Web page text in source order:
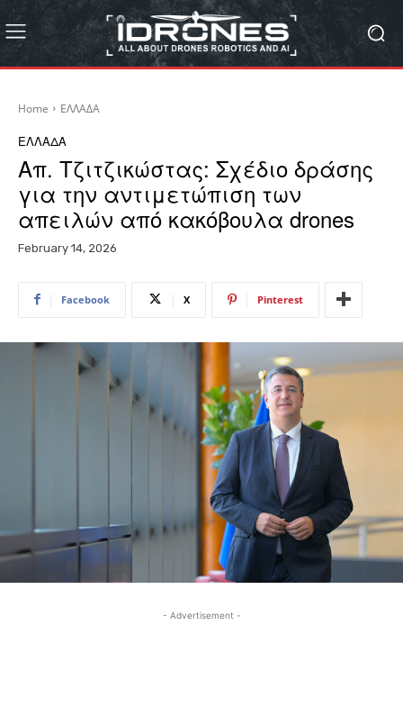
Home ΕΛΛΑΔΑ
ΕΛΛΑΔΑ
Απ. Τζιτζικώστας: Σχέδιο δράσης
για την αντιμετώπιση των
απειλών από κακόβουλα drones
February 14, 2026
Facebook X Pinterest
- Advertisement -